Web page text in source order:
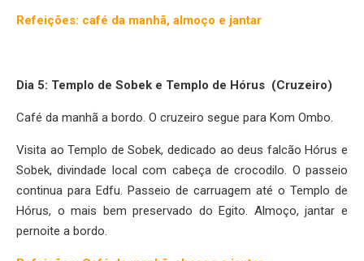
Refeições: café da manhã, almoço e jantar
Dia 5: Templo de Sobek e Templo de Hórus (Cruzeiro)
Café da manhã a bordo. O cruzeiro segue para Kom Ombo.
Visita ao Templo de Sobek, dedicado ao deus falcão Hórus e
Sobek, divindade local com cabeça de crocodilo. O passeio
continua para Edfu. Passeio de carruagem até o Templo de
Hórus, o mais bem preservado do Egito. Almoço, jantar e
pernoite a bordo.